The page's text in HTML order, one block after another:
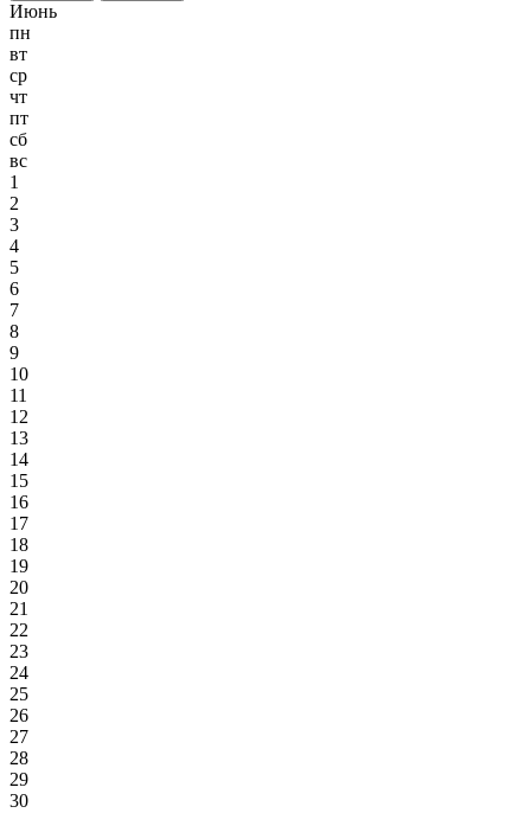
Июнь
пн
вт
ср
чт
пт
сб
вс
1
2
3
4
5
6
7
8
9
10
11
12
13
14
15
16
17
18
19
20
21
22
23
24
25
26
27
28
29
30